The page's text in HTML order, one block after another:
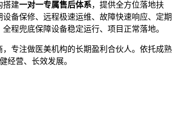
搭建一对一专属售后体系，提供全方位落地扶
备保修、远程极速运维、故障快速响应、定期
程兜底保障设备稳定运行、项目正常落地。
专注做医美机构的长期盈利合伙人。依托成熟
经营、长效发展。